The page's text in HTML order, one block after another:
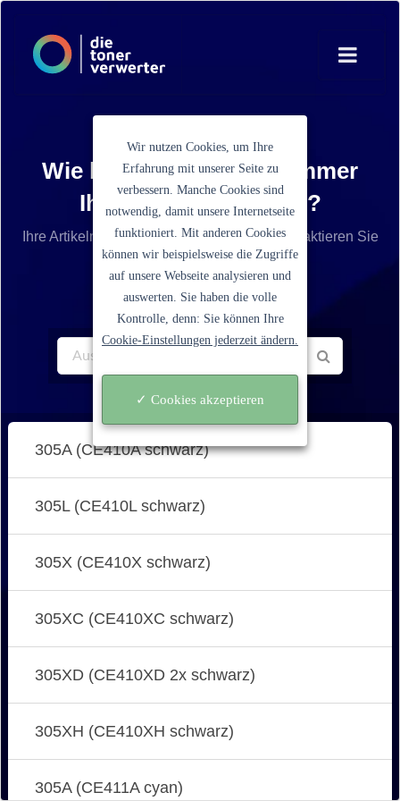
Wie lautet die Artikelnummer
Ihrer Tonerkartusche?
Ihre Artikelnummer ist nicht aufgelistet? Kontaktieren Sie
unseren Service.
305A (CE410A schwarz)
305L (CE410L schwarz)
305X (CE410X schwarz)
305XC (CE410XC schwarz)
305XD (CE410XD 2x schwarz)
305XH (CE410XH schwarz)
305A (CE411A cyan)
Wir nutzen Cookies, um Ihre
Erfahrung mit unserer Seite zu
verbessern. Manche Cookies sind
notwendig, damit unsere Internetseite
funktioniert. Mit anderen Cookies
können wir beispielsweise die Zugriffe
auf unsere Webseite analysieren und
auswerten. Sie haben die volle
Kontrolle, denn: Sie können Ihre
Cookie-Einstellungen jederzeit ändern.
✓ Cookies akzeptieren